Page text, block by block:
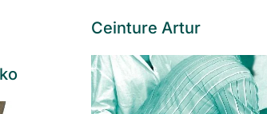
Ceinture Artur